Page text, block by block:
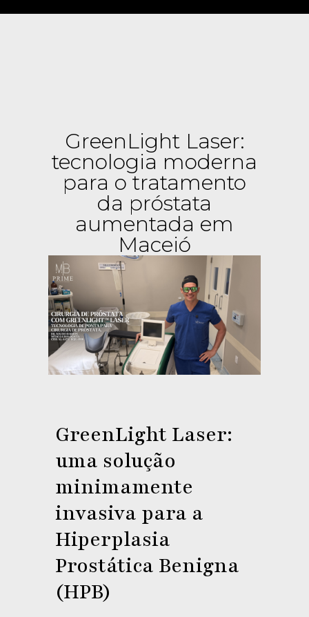
GreenLight Laser:
tecnologia moderna
para o tratamento
da próstata
aumentada em
Maceió
GreenLight Laser:
uma solução
minimamente
invasiva para a
Hiperplasia
Prostática Benigna
(HPB)